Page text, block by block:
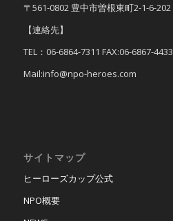
〒561-0802 豊中市曽根東町2-1-6-202
【連絡先】
TEL：06-6864-7311 FAX:06-6867-4433
Mail:info@npo-heroes.com
サイトマップ
ヒーローズカップ公式
NPO概要